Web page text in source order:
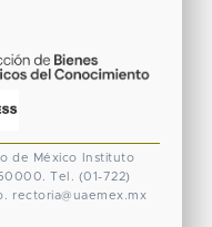
de México
Instituto
Tel. (01-722)
rectoria@uaemex.mx